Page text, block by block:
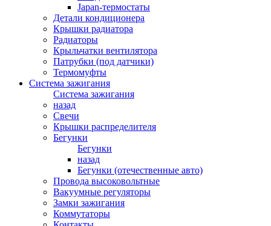
Japan-термостаты
Детали кондиционера
Крышки радиатора
Радиаторы
Крыльчатки вентилятора
Патрубки (под датчики)
Термомуфты
Система зажигания
Система зажигания
назад
Свечи
Крышки распределителя
Бегунки
Бегунки
назад
Бегунки (отечественные авто)
Провода высоковольтные
Вакуумные регуляторы
Замки зажигания
Коммутаторы